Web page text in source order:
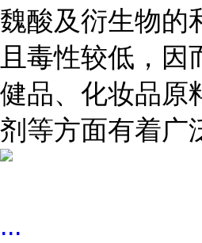
魏酸及衍生物的
且毒性较低，因
健品、化妆品原
剂等方面有着广
...